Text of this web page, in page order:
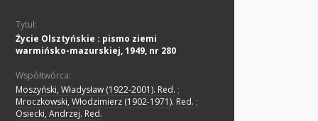
Tytuł:
Życie Olsztyńskie : pismo ziemi
warmińsko-mazurskiej, 1949, nr 280
Współtwórca:
Moszyński, Władysław (1922-2001). Red. ;
Mroczkowski, Włodzimierz (1902-1971). Red. ;
Osiecki, Andrzej. Red.